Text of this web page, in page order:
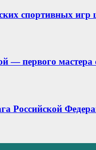
спортивных
— первого мастера
Российской